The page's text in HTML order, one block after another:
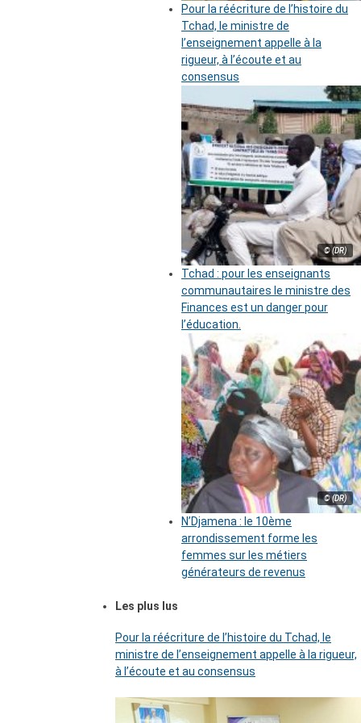
Pour la réécriture de l’histoire du
Tchad, le ministre de
l’enseignement appelle à la
rigueur, à l’écoute et au
consensus
© (DR)
Tchad : pour les enseignants
communautaires le ministre des
Finances est un danger pour
l’éducation.
© (DR)
N’Djamena : le 10ème
arrondissement forme les
femmes sur les métiers
générateurs de revenus
Les plus lus
Pour la réécriture de l’histoire du Tchad, le
ministre de l’enseignement appelle à la rigueur,
à l’écoute et au consensus